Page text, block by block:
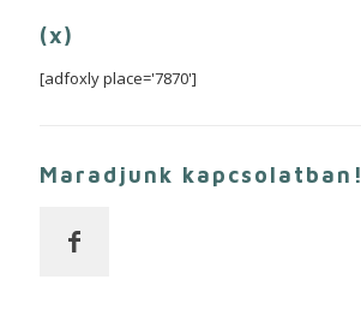
(x)
[adfoxly place='7870']
Maradjunk kapcsolatban!